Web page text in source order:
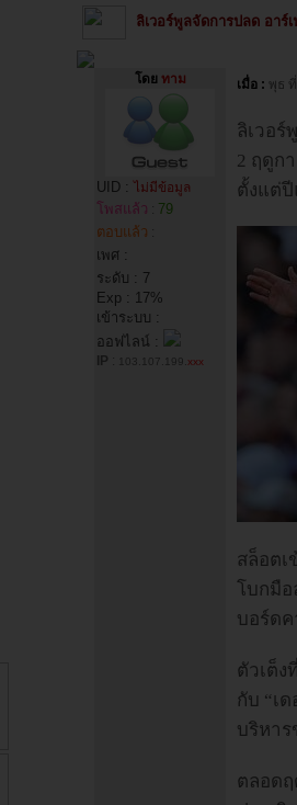
ลิเวอร์พูลจัดการปลด อา
โดยทาม
UID : ไม่มีข้อมูล
โพสแล้ว : 79
ตอบแล้ว :
เพศ :
ระดับ : 7
Exp : 17%
เข้าระบบ :
ออฟไลน์ :
IP : 103.107.199. xxx
เมื่อ : พุธ
ลิเวอร์
2 ฤดูก
ตั้งแต่
สล็อตเ
โบกมื
บอร์ด
ตัวเต็
กับ “เ
บริหาร
ตลอด